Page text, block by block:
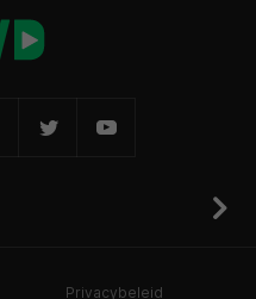
Privacybeleid